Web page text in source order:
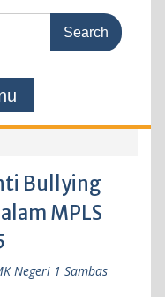
Bullying
MPLS
Negeri 1 Sambas